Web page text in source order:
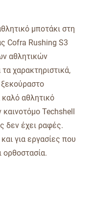
μποτάκι στη
Cofra Rushing S3
αθλητικών
χαρακτηριστικά,
ξεκούραστο
αθλητικό
Techshell
δεν έχει ραφές.
για εργασίες που
ορθοστασία.